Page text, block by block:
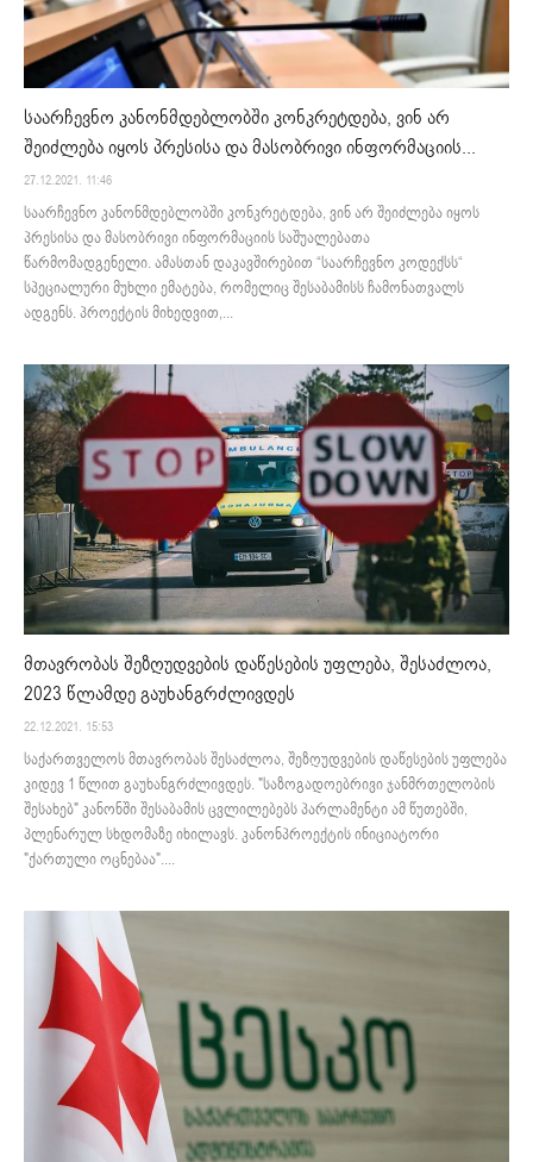
საარჩევნო კანონმდებლობში კონკრეტდება, ვინ არ
შეიძლება იყოს პრესისა და მასობრივი ინფორმაციის...
27.12.2021. 11:46
საარჩევნო კანონმდებლობში კონკრეტდება, ვინ არ შეიძლება იყოს
პრესისა და მასობრივი ინფორმაციის საშუალებათა
წარმომადგენელი. ამასთან დაკავშირებით “საარჩევნო კოდექსს“
სპეციალური მუხლი ემატება, რომელიც შესაბამისს ჩამონათვალს
ადგენს. პროექტის მიხედვით,...
მთავრობას შეზღუდვების დაწესების უფლება, შესაძლოა,
2023 წლამდე გაუხანგრძლივდეს
22.12.2021. 15:53
საქართველოს მთავრობას შესაძლოა, შეზღუდვების დაწესების უფლება
კიდევ 1 წლით გაუხანგრძლივდეს. "საზოგადოებრივი ჯანმრთელობის
შესახებ" კანონში შესაბამის ცვლილებებს პარლამენტი ამ წუთებში,
პლენარულ სხდომაზე იხილავს. კანონპროექტის ინიციატორი
"ქართული ოცნებაა"....